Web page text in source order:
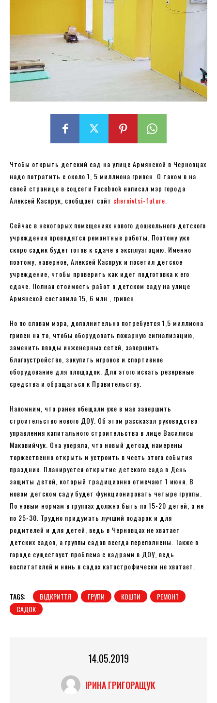
Чтобы открыть детский сад на улице Армянской в ​​Черновцах
надо потратить е около 1, 5 миллиона гривен. О таком в на
своей странице в соцсети Facebook написал мэр города
Алексей Каспрук, сообщает сайт chernivtsi-future.
Сейчас в некоторых помещениях нового дошкольного детского
учреждения проводятся ремонтные работы. Поэтому уже
скоро садик будет готов к сдаче в эксплуатацию. Именно
поэтому, наверное, Алексей Каспрук и посетил детское
учреждение, чтобы проверить как идет подготовка к его
сдаче. Полная стоимость работ в детском саду на улице
Армянской составила 15, 6 млн., гривен.
Но по словам мэра, дополнительно потребуется 1,5 миллиона
гривен на то, чтобы оборудовать пожарную сигнализацию,
заменить вводы инженерных сетей, завершить
благоустройство, закупить игровое и спортивное
оборудование для площадок. Для этого искать резервные
средства и обращаться к Правительству.
Напомним, что ранее обещали уже в мае завершить
строительство нового ДОУ. Об этом рассказал руководство
управления капитального строительства в лице Василисы
Маковийчук. Она уверяла, что новый детсад намерены
торжественно открыть и устроить в честь этого события
праздник. Планируется открытие детского сада в День
защиты детей, который традиционно отмечают 1 июня. В
новом детском саду будет функционировать четыре группы.
По новым нормам в группах должно быть по 15-20 детей, а не
по 25-30. Трудно придумать лучший подарок и для
родителей и для детей, ведь в Черновцах не хватает
детских садов, а группы садов всегда переполнены. Также в
городе существует проблема с кадрами в ДОУ, ведь
воспитателей и нянь в садах катастрофически не хватает.
TAGS: ВІДКРИТТЯ ГРУПИ КОШТИ
РЕМОНТ
САДОК
14.05.2019
ІРИНА ГРИГОРАЩУК